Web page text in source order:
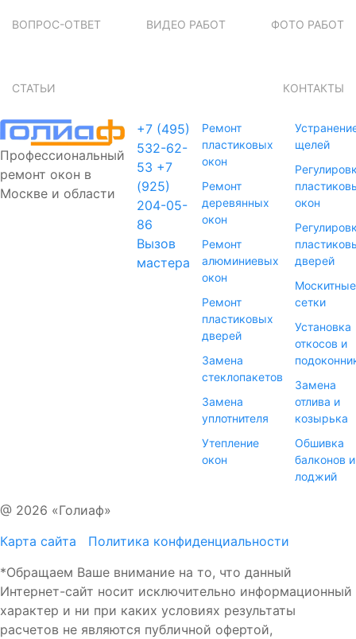
ВОПРОС-ОТВЕТ ВИДЕО РАБОТ ФОТО РАБОТ
СТАТЬИ КОНТАКТЫ
Профессиональный
ремонт окон в
Москве и области
+7 (495)
532-62-
53 +7
(925)
204-05-
86
Вызов
мастера
Ремонт
пластиковых
окон
Ремонт
деревянных
окон
Ремонт
алюминиевых
окон
Ремонт
пластиковых
дверей
Замена
стеклопакетов
Замена
уплотнителя
Утепление
окон
щелей
окон
дверей
Москитные
сетки
Установка
откосов и
Замена
отлива и
козырька
Обшивка
балконов и
лоджий
@ 2026 «Голиаф»
Карта сайта
Политика конфиденциальности
*Обращаем Ваше внимание на то, что данный
Интернет-сайт носит исключительно информационный
характер и ни при каких условиях результаты
расчетов не являются публичной офертой,